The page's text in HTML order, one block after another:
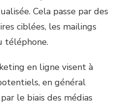
Cela passe par des
ciblées, les mailings
téléphone.
en ligne visent à
en général
le biais des médias